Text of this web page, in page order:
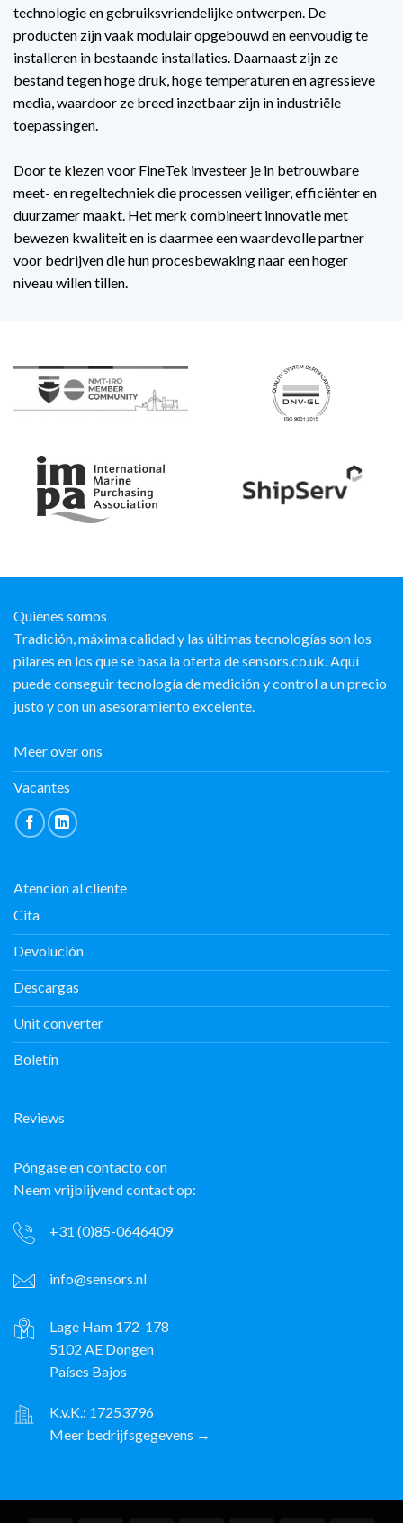
technologie en gebruiksvriendelijke ontwerpen. De
producten zijn vaak modulair opgebouwd en eenvoudig te
installeren in bestaande installaties. Daarnaast zijn ze
bestand tegen hoge druk, hoge temperaturen en agressieve
media, waardoor ze breed inzetbaar zijn in industriële
toepassingen.
Door te kiezen voor FineTek investeer je in betrouwbare
meet- en regeltechniek die processen veiliger, efficiënter en
duurzamer maakt. Het merk combineert innovatie met
bewezen kwaliteit en is daarmee een waardevolle partner
voor bedrijven die hun procesbewaking naar een hoger
niveau willen tillen.
Quiénes somos
Tradición, máxima calidad y las últimas tecnologías son los
pilares en los que se basa la oferta de sensors.co.uk. Aquí
puede conseguir tecnología de medición y control a un precio
justo y con un asesoramiento excelente.
Meer over ons
Vacantes
Atención al cliente
Cita
Devolución
Descargas
Unit converter
Boletín
Reviews
Póngase en contacto con
Neem vrijblijvend contact op:
+31 (0)85-0646409
info@sensors.nl
Lage Ham 172-178
5102 AE Dongen
Países Bajos
K.v.K.: 17253796
Meer bedrijfsgegevens →